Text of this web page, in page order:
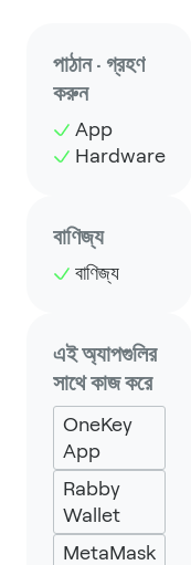
পাঠান · গ্রহণ
করুন
App
Hardware
বাণিজ্য
বাণিজ্য
এই অ্যাপগুলির
সাথে কাজ করে
OneKey
App
Rabby
Wallet
MetaMask